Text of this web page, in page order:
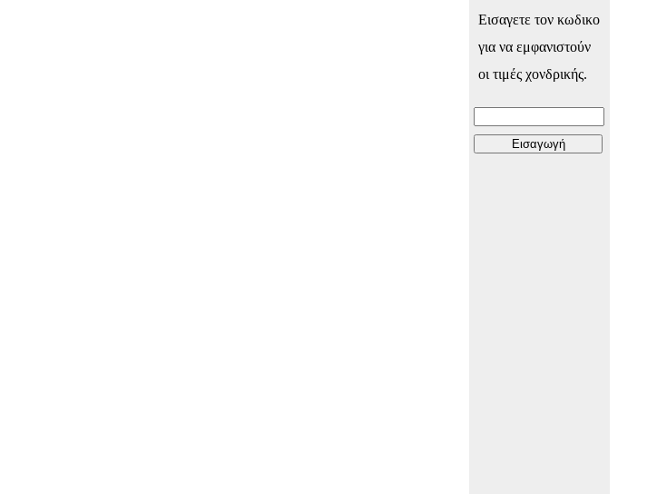
Εισαγετε τον κωδικο
για να εμφανιστούν
οι τιμές χονδρικής.